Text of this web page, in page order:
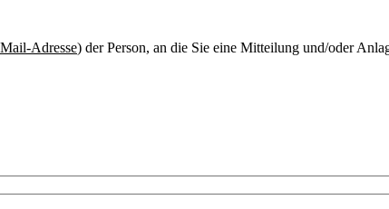
Adresse) der Person, an die Sie eine Mitteilung und/oder